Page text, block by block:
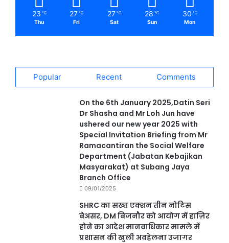
23 ℃
Thu
27 ℃
Fri
27 ℃
Sat
28 ℃
Sun
30 ℃
Mon
Popular Recent Comments
On the 6th January 2025,Datin Seri
Dr Shasha and Mr Loh Jun have
ushered our new year 2025 with
Special Invitation Briefing from Mr
Ramacantiran the Social Welfare
Department (Jabatan Kebajikan
Masyarakat) at Subang Jaya
Branch Office
09/01/2025
SHRC का सख्त एक्शन तीन नोटिस
बेअसर, DM बिजनौर को आयोग में हाज़िर
होने का आदेश मानवाधिकार मामले में
प्रशासन की खुली अवहेलना उजागर